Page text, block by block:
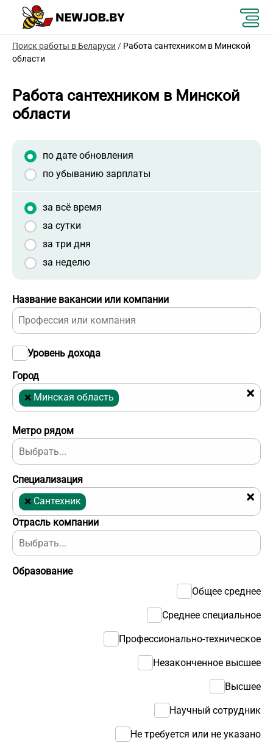
Поиск работы в Беларуси / Работа сантехником в Минской
области
Работа сантехником в Минской
области
Отрасль компании
Название вакансии или компании
Город
×
× Минская область
Уровень дохода
Образование
Общее среднее
Среднее специальное
Профессионально-техническое
Незаконченное высшее
Высшее
Научный сотрудник
Не требуется или не указано
Метро рядом
по дате обновления
по убыванию зарплаты
за всё время
за сутки
за три дня
за неделю
Специализация
×
× Сантехник